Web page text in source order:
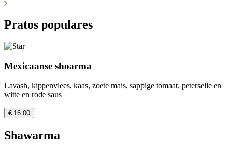
Pratos populares
Mexicaanse shoarma
Lavash, kippenvlees, kaas, zoete mais, sappige tomaat, peterselie en
witte en rode saus
€ 16.00
Shawarma